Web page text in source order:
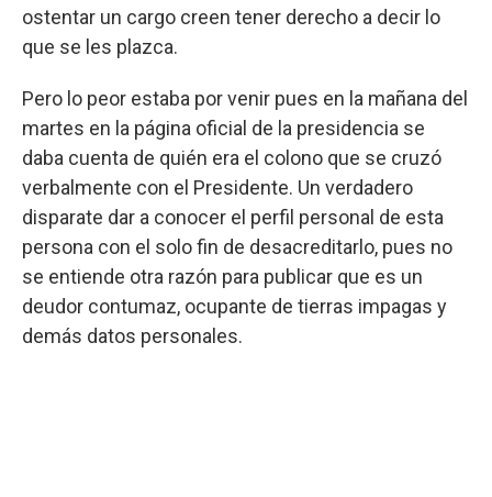
ostentar un cargo creen tener derecho a decir lo
que se les plazca.
Pero lo peor estaba por venir pues en la mañana del
martes en la página oficial de la presidencia se
daba cuenta de quién era el colono que se cruzó
verbalmente con el Presidente. Un verdadero
disparate dar a conocer el perfil personal de esta
persona con el solo fin de desacreditarlo, pues no
se entiende otra razón para publicar que es un
deudor contumaz, ocupante de tierras impagas y
demás datos personales.